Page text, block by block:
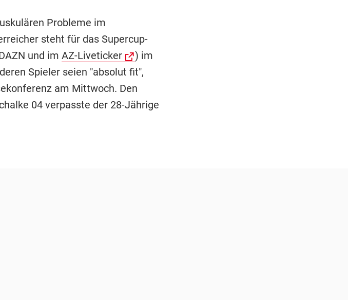
Probleme im
steht für das Supercup-
und im AZ-Liveticker
) im
Spieler seien "absolut fit",
am Mittwoch. Den
04 verpasste der 28-Jährige